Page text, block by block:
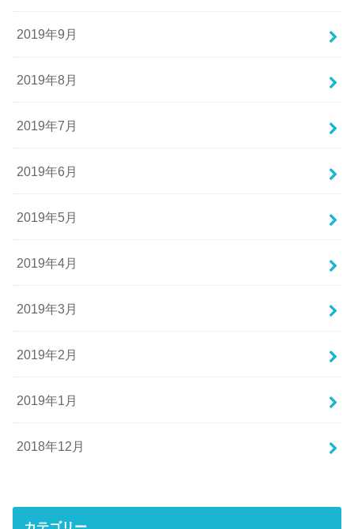
2019年9月
2019年8月
2019年7月
2019年6月
2019年5月
2019年4月
2019年3月
2019年2月
2019年1月
2018年12月